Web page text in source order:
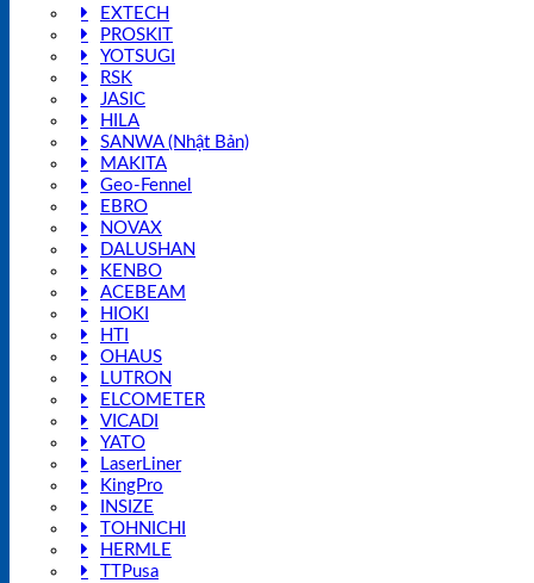
EXTECH
PROSKIT
YOTSUGI
RSK
JASIC
HILA
SANWA (Nhật Bản)
MAKITA
Geo-Fennel
EBRO
NOVAX
DALUSHAN
KENBO
ACEBEAM
HIOKI
HTI
OHAUS
LUTRON
ELCOMETER
VICADI
YATO
LaserLiner
KingPro
INSIZE
TOHNICHI
HERMLE
TTPusa